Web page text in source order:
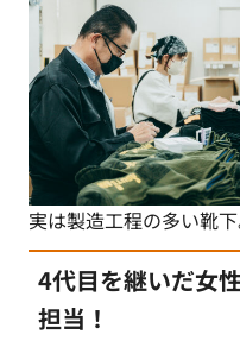
実は製造工程の多い靴
4代目を継いだ女
担当！